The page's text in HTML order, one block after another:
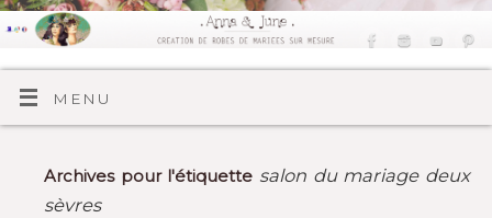
MENU
Archives pour l'étiquette salon du mariage deux
sèvres